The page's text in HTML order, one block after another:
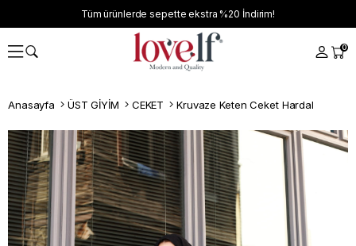
Tüm ürünlerde sepette ekstra %20 İndirim!
0
Anasayfa ÜST GİYİM CEKET Kruvaze Keten Ceket Hardal